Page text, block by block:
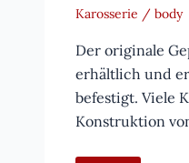
Karosserie / body
Der originale
erhältlich und
befestigt. Viele
Konstruktion